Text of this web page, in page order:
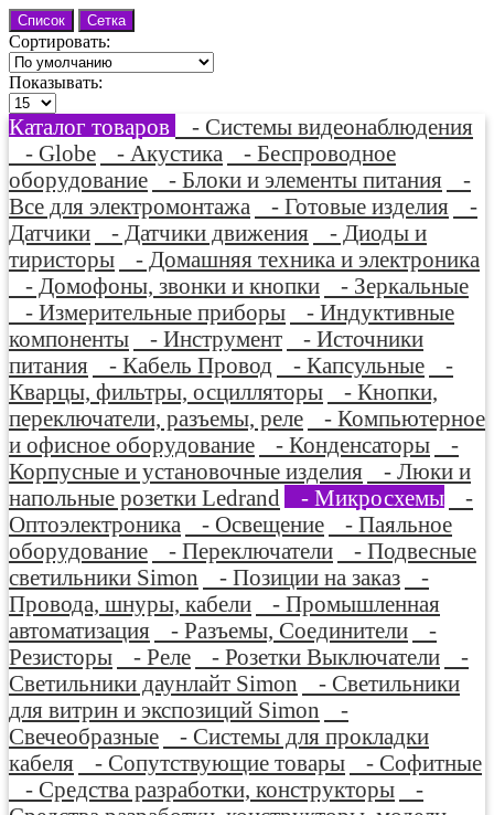
Список Сетка
Сортировать:
Показывать:
Каталог товаров
- Системы видеонаблюдения
- Globe
- Акустика
- Беспроводное
оборудование
- Блоки и элементы питания
-
Все для электромонтажа
- Готовые изделия
-
Датчики
- Датчики движения
- Диоды и
тиристоры
- Домашняя техника и электроника
- Домофоны, звонки и кнопки
- Зеркальные
- Измерительные приборы
- Индуктивные
компоненты
- Инструмент
- Источники
питания
- Кабель Провод - Капсульные
-
Кварцы, фильтры, осцилляторы
- Кнопки,
переключатели, разъемы, реле
- Компьютерное
и офисное оборудование
- Конденсаторы
-
Корпусные и установочные изделия
- Люки и
напольные розетки Ledrand
- Микросхемы
-
Оптоэлектроника
- Освещение
- Паяльное
оборудование
- Переключатели
- Подвесные
светильники Simon
- Позиции на заказ
-
Провода, шнуры, кабели
- Промышленная
автоматизация
- Разъемы, Соединители
-
Резисторы
- Реле - Розетки Выключатели
-
Светильники даунлайт Simon
- Светильники
для витрин и экспозиций Simon
-
Свечеобразные
- Системы для прокладки
кабеля
- Сопутствующие товары
- Софитные
- Средства разработки, конструкторы
-